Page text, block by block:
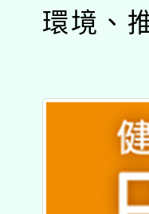
環境、